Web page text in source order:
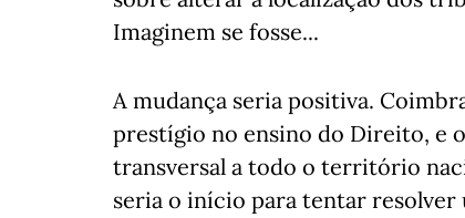
Imaginem se fosse...
A mudança seria positiva.
prestígio no ensino do Direito, e
transversal a todo o território
seria o início para tentar resolver